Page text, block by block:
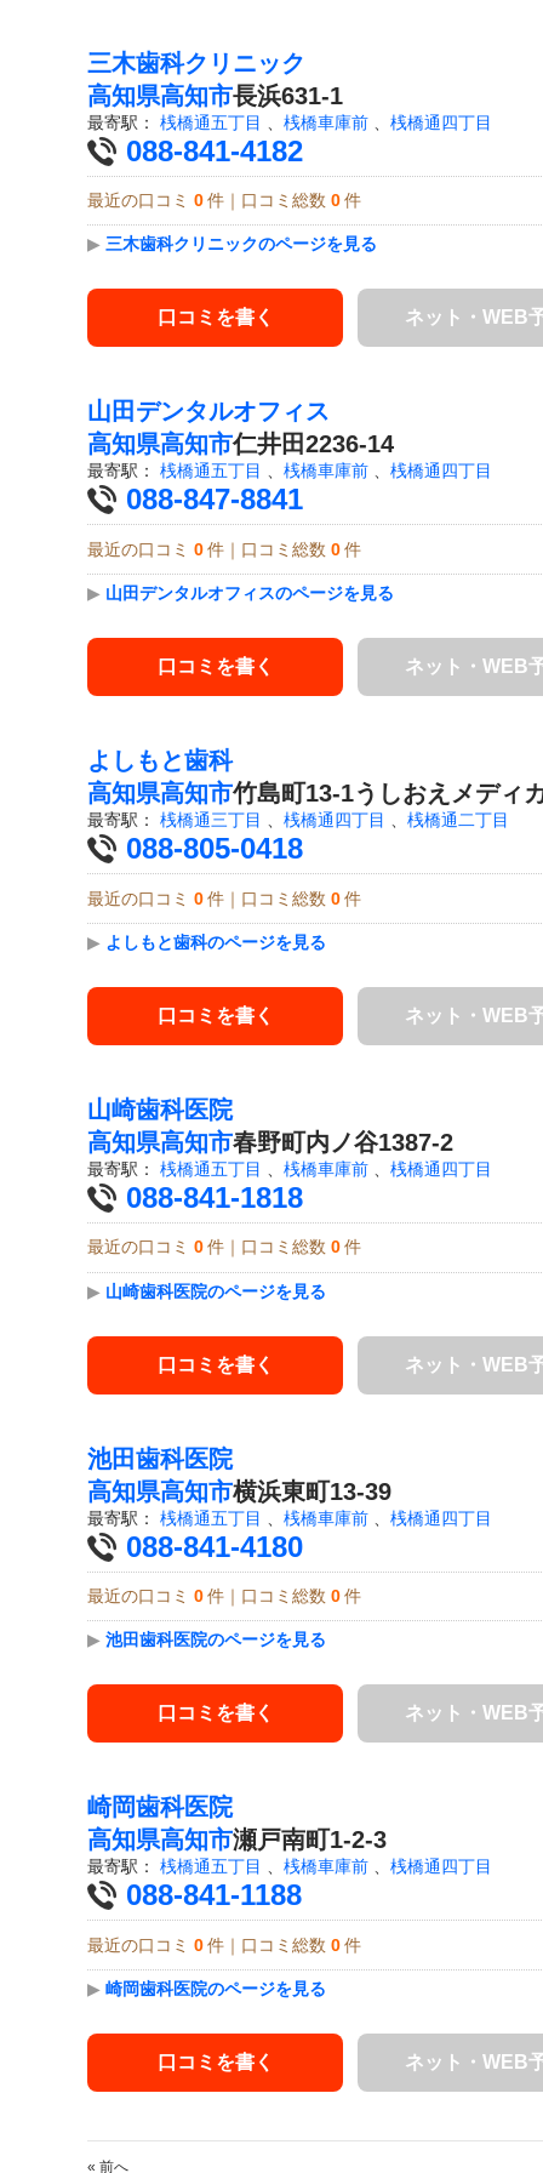
三木歯科クリニック
高知県高知市長浜631-1
最寄駅： 桟橋通五丁目 桟橋車庫前 桟橋通四丁目
088-841-4182
最近の口コミ 0 件｜口コミ総数 0 件
▶ 三木歯科クリニックのページを見る
口コミを書く ネット・WEB
山田デンタルオフィス
高知県高知市仁井田2236-14
最寄駅： 桟橋通五丁目 、 桟橋車庫前 、 桟橋通四丁目
088-847-8841
最近の口コミ 0 件｜口コミ総数 0 件
▶ 山田デンタルオフィスのページを見る
口コミを書く ネット・WEB
よしもと歯科
高知県高知市竹島町13-1うしおえメディ
最寄駅： 桟橋通三丁目 桟橋通四丁目 桟橋通二丁目
088-805-0418
最近の口コミ 0 件｜口コミ総数 0 件
▶ よしもと歯科のページを見る
口コミを書く ネット・WEB
山崎歯科医院
高知県高知市春野町内ノ谷1387-2
最寄駅： 桟橋通五丁目 桟橋車庫前 桟橋通四丁目
088-841-1818
最近の口コミ 0 件｜口コミ総数 0 件
▶ 山崎歯科医院のページを見る
口コミを書く ネット・WEB
池田歯科医院
高知県高知市横浜東町13-39
最寄駅： 桟橋通五丁目 桟橋車庫前 桟橋通四丁目
088-841-4180
最近の口コミ 0 件｜口コミ総数 0 件
▶ 池田歯科医院のページを見る
口コミを書く ネット・WEB
崎岡歯科医院
高知県高知市瀬戸南町1-2-3
最寄駅： 桟橋通五丁目 、 桟橋車庫前 、 桟橋通四丁目
088-841-1188
最近の口コミ 0 件｜口コミ総数 0 件
▶ 崎岡歯科医院のページを見る
口コミを書く ネット・WEB
« 前へ